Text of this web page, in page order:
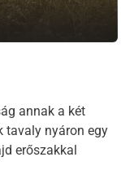
annak a két
tavaly nyáron egy
erőszakkal